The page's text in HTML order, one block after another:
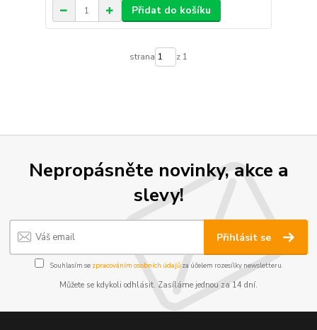
Přidat do košíku
strana z 1
Nepropásněte novinky, akce a
slevy!
Přihlásit se
Souhlasím se zpracováním osobních údajůza účelem rozesílky newsletteru.
Můžete se kdykoli odhlásit. Zasíláme jednou za 14 dní.